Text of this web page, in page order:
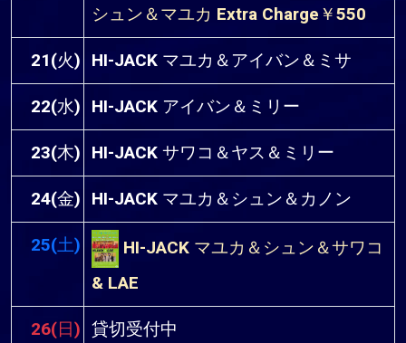
シュン＆マユカ Extra Charge￥550
21(火) HI-JACK マユカ＆アイバン＆ミサ
22(水) HI-JACK アイバン＆ミリー
23(木) HI-JACK サワコ＆ヤス＆ミリー
24(金) HI-JACK マユカ＆シュン＆カノン
25(土)
HI-JACK マユカ＆シュン＆サワコ
& LAE
26(日) 貸切受付中